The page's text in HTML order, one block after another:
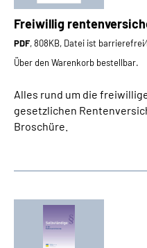
Freiwillig
PDF, 808KB, Datei ist
Über den Warenkorb bestellbar.
Alles rund um die
gesetzlichen
Broschüre.